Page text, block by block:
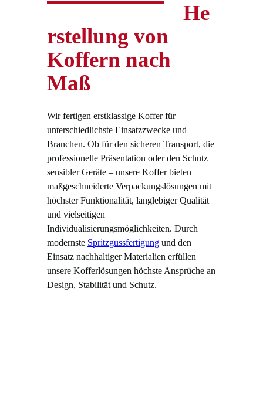
He
rstellung von
Koffern nach
Maß
Wir fertigen erstklassige Koffer für
unterschiedlichste Einsatzzwecke und
Branchen. Ob für den sicheren Transport, die
professionelle Präsentation oder den Schutz
sensibler Geräte – unsere Koffer bieten
maßgeschneiderte Verpackungslösungen mit
höchster Funktionalität, langlebiger Qualität
und vielseitigen
Individualisierungsmöglichkeiten. Durch
modernste Spritzgussfertigung und den
Einsatz nachhaltiger Materialien erfüllen
unsere Kofferlösungen höchste Ansprüche an
Design, Stabilität und Schutz.